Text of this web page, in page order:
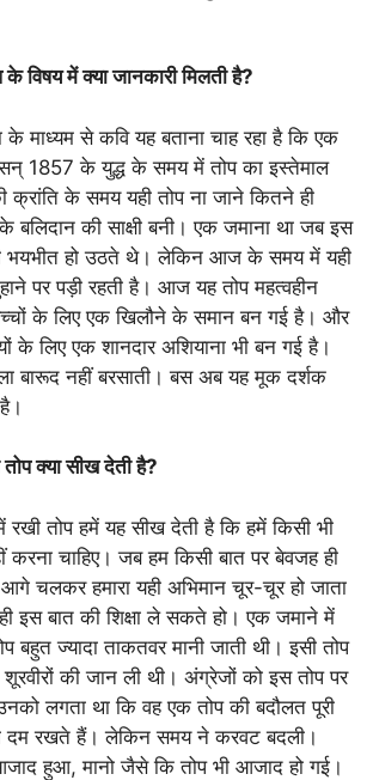
विषय में क्या जानकारी मिलती है?
के माध्यम से कवि यह बताना चाह रहा है कि एक
1857 के युद्ध के समय में तोप का इस्तेमाल
क्रांति के समय यही तोप ना जाने कितने ही
बलिदान की साक्षी बनी। एक जमाना था जब इस
भयभीत हो उठते थे। लेकिन आज के समय में यही
पर पड़ी रहती है। आज यह तोप महत्वहीन
के लिए एक खिलौने के समान बन गई है। और
के लिए एक शानदार अशियाना भी बन गई है।
बारूद नहीं बरसाती। बस अब यह मूक दर्शक
क्या सीख देती है?
रखी तोप हमें यह सीख देती है कि हमें किसी भी
करना चाहिए। जब हम किसी बात पर बेवजह ही
चलकर हमारा यही अभिमान चूर-चूर हो जाता
इस बात की शिक्षा ले सकते हो। एक जमाने में
बहुत ज्यादा ताकतवर मानी जाती थी। इसी तोप
की जान ली थी। अंग्रेजों को इस तोप पर
लगता था कि वह एक तोप की बदौलत पूरी
दम रखते हैं। लेकिन समय ने करवट बदली।
हुआ, मानो जैसे कि तोप भी आजाद हो गई।